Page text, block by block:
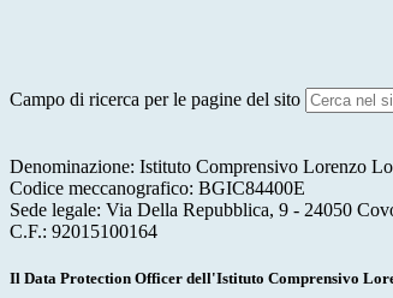
Campo di ricerca per le pagine del sito
Denominazione: Istituto Comprensivo Lorenzo
Codice meccanografico: BGIC84400E
Sede legale: Via Della Repubblica, 9 - 24050
C.F.: 92015100164
Il Data Protection Officer dell'Istituto Comprensivo